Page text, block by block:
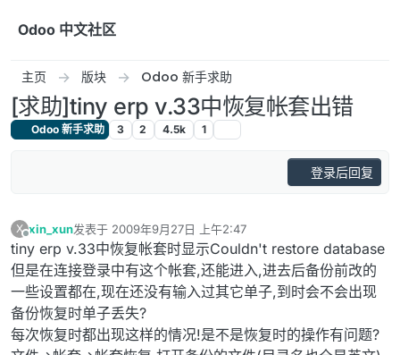
Odoo 中文社区
主页 版块 Odoo 新手求助
[求助]tiny erp v.33中恢复帐套出错
Odoo 新手求助 3 2 4.5k 1
登录后回复
X xin_xun发表于 2009年9月27日 上午2:47
最后由 编辑
tiny erp v.33中恢复帐套时显示Couldn't restore database
但是在连接登录中有这个帐套,还能进入,进去后备份前改的
一些设置都在,现在还没有输入过其它单子,到时会不会出现
备份恢复时单子丢失?
每次恢复时都出现这样的情况!是不是恢复时的操作有问题?